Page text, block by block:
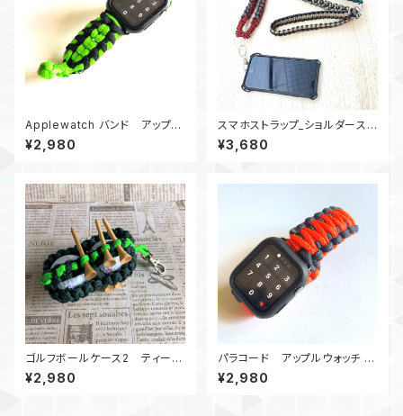
Applewatch バンド アップル
ウォッチ バンド44_服部MM_黒
黄緑
¥2,980
スマホストラップ_ショルダースト
ラップ_28ウッドビーズ_緑赤カ
ーキグレー
¥3,680
ゴルフボールケース2 ティーホ
ルダー SGHG
¥2,980
パラコード アップルウォッチ バ
ンド44_KC_OrGr
¥2,980